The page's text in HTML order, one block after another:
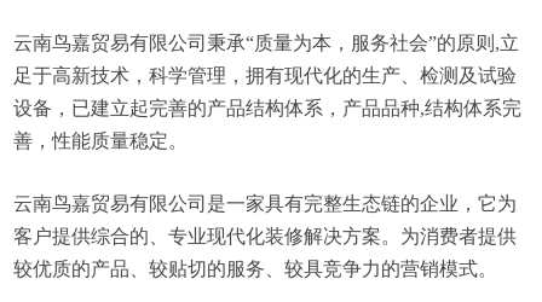
云南鸟嘉贸易有限公司秉承“质量为本，服务社会”的原则,立
足于高新技术，科学管理，拥有现代化的生产、检测及试验
设备，已建立起完善的产品结构体系，产品品种,结构体系完
善，性能质量稳定。
云南鸟嘉贸易有限公司是一家具有完整生态链的企业，它为
客户提供综合的、专业现代化装修解决方案。为消费者提供
较优质的产品、较贴切的服务、较具竞争力的营销模式。